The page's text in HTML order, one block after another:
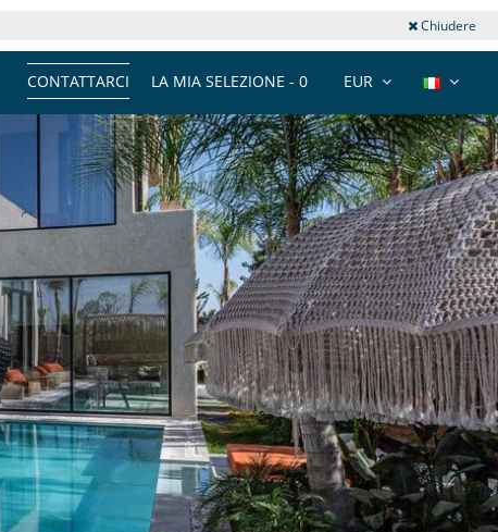
Chiudere
EUR
LA MIA SELEZIONE - 0
CONTATTARCI